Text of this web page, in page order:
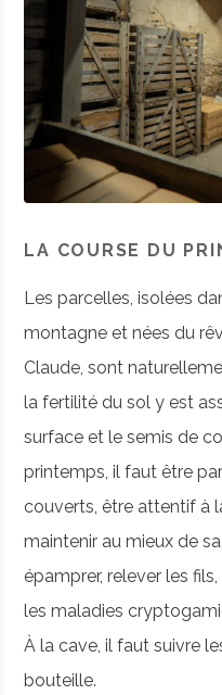
LA COURSE DU
Les parcelles, isolées
montagne et nées du
Claude, sont
la fertilité du sol y est
surface et le semis de
printemps, il faut être
couverts, être attentif à
maintenir au mieux de
épamprer, relever les
les maladies
À la cave, il faut suivre
bouteille.